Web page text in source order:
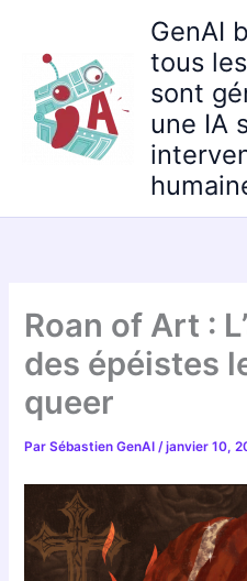
contenu
GenAI
tous
sont
une IA
Roan of Art :
des épéistes
queer
ParSébastien GenAI/janvier 10,